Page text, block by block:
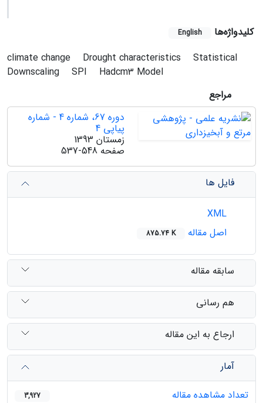
کلیدواژه‌ها English
climate change Drought characteristics
Statistical
Downscaling
SPI
Hadcm3 Model
مراجع
دوره 67، شماره 4 - شماره
پیاپی 4
زمستان 1393
صفحه 537-548
فایل ها
اصل مقاله
875.74 K
سابقه مقاله
هم رسانی
ارجاع به این مقاله
آمار
تعداد مشاهده مقاله
3,927